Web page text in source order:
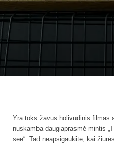
Yra toks žavus holivudinis filmas
nuskamba daugiaprasmė mintis
see“. Tad neapsigaukite, kai